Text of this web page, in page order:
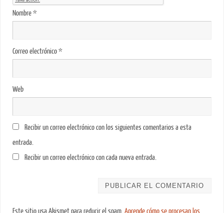
Nombre*
Correo electrónico*
Web
Recibir un correo electrónico con los siguientes comentarios a esta
entrada.
Recibir un correo electrónico con cada nueva entrada.
Este sitio usa Akismet para reducir el spam.Aprende cómo se procesan los